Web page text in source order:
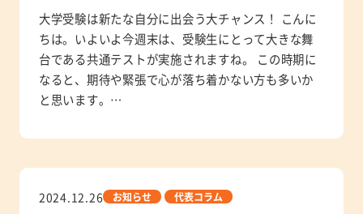
大学受験は新たな自分に出会う大チャンス！ こんに
ちは。いよいよ今週末は、受験生にとって大きな舞
台である共通テストが実施されますね。 この時期に
なると、期待や緊張で心が落ち着かない方も多いか
と思います。…
2024.12.26 お知らせ 代表コラム